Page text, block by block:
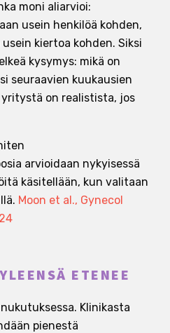
moni aliarvioi:
usein henkilöä kohden,
kiertoa kohden. Siksi
kysymys: mikä on
seuraavien kuukausien
on realistista, jos
arvioidaan nykyisessä
käsitellään, kun valitaan
Moon et al., Gynecol
ETENEE
Klinikasta
pienestä